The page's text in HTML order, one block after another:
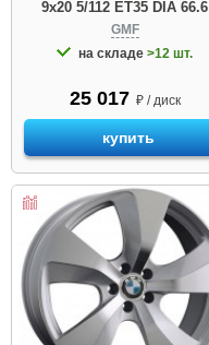
9x20 5/112 ET35 DIA 66.6
GMF
на складе >12 шт.
25 017 ₽ / диск
купить